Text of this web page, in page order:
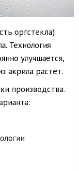
оргстекла)
Технология
улучшается,
акрила растет.
производства.